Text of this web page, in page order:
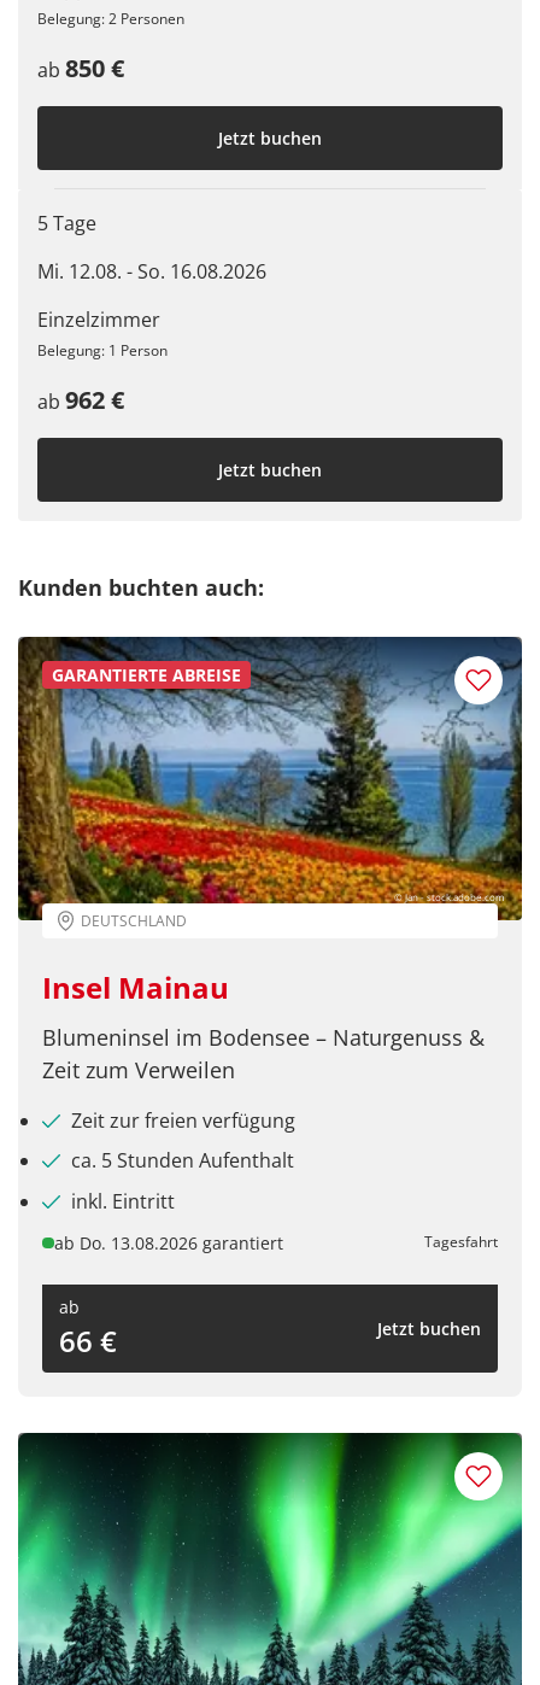
Teile diese Reise
Der Spreewald
Facebook
Twitter
WhatsApp
Telegram
Belegung: 2 Personen
ab 850 €
Jetzt buchen
5 Tage
Mi. 12.08. - So. 16.08.2026
Einzelzimmer
Belegung: 1 Person
ab 962 €
Jetzt buchen
Kunden buchten auch:
GARANTIERTE ABREISE
© Jan - stock.adobe.com
DEUTSCHLAND
Insel Mainau
Blumeninsel im Bodensee – Naturgenuss &
Zeit zum Verweilen
Zeit zur freien verfügung
ca. 5 Stunden Aufenthalt
inkl. Eintritt
ab Do. 13.08.2026 garantiert Tagesfahrt
ab
66 € Jetzt buchen